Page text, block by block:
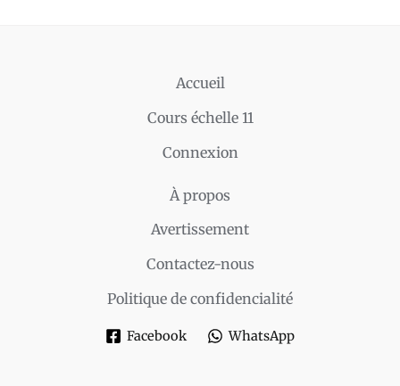
Accueil
Cours échelle 11
Connexion
À propos
Avertissement
Contactez-nous
Politique de confidencialité
Facebook WhatsApp